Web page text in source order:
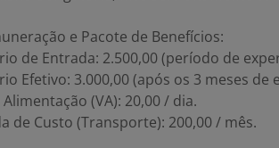
e Pacote de Benefícios:
de Entrada: 2.500,00 (período de
Efetivo: 3.000,00 (após os 3 meses de
Alimentação (VA): 20,00 / dia.
de Custo (Transporte): 200,00 / mês.